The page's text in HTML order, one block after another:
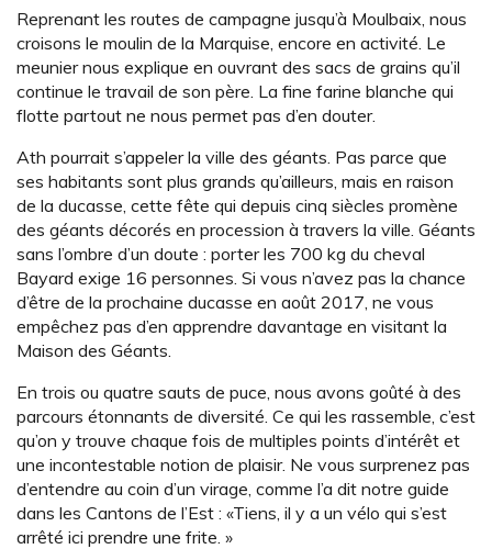
Reprenant les routes de campagne jusqu’à Moulbaix, nous
croisons le moulin de la Marquise, encore en activité. Le
meunier nous explique en ouvrant des sacs de grains qu’il
continue le travail de son père. La fine farine blanche qui
flotte partout ne nous permet pas d’en douter.
Ath pourrait s’appeler la ville des géants. Pas parce que
ses habitants sont plus grands qu’ailleurs, mais en raison
de la ducasse, cette fête qui depuis cinq siècles promène
des géants décorés en procession à travers la ville. Géants
sans l’ombre d’un doute : porter les 700 kg du cheval
Bayard exige 16 personnes. Si vous n’avez pas la chance
d’être de la prochaine ducasse en août 2017, ne vous
empêchez pas d’en apprendre davantage en visitant la
Maison des Géants.
En trois ou quatre sauts de puce, nous avons goûté à des
parcours étonnants de diversité. Ce qui les rassemble, c’est
qu’on y trouve chaque fois de multiples points d’intérêt et
une incontestable notion de plaisir. Ne vous surprenez pas
d’entendre au coin d’un virage, comme l’a dit notre guide
dans les Cantons de l’Est : «Tiens, il y a un vélo qui s’est
arrêté ici prendre une frite. »